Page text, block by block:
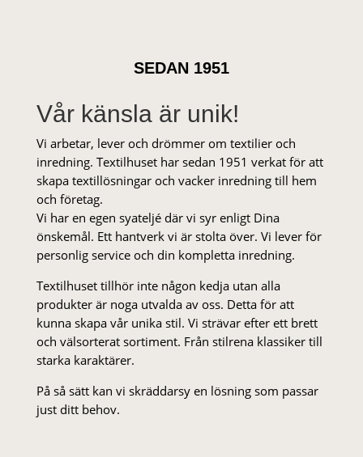
SEDAN 1951
Vår känsla är unik!
Vi arbetar, lever och drömmer om textilier och
inredning. Textilhuset har sedan 1951 verkat för att
skapa textillösningar och vacker inredning till hem
och företag.
Vi har en egen syateljé där vi syr enligt Dina
önskemål. Ett hantverk vi är stolta över. Vi lever för
personlig service och din kompletta inredning.
Textilhuset tillhör inte någon kedja utan alla
produkter är noga utvalda av oss. Detta för att
kunna skapa vår unika stil. Vi strä­var efter ett brett
och välsorterat sor­ti­ment. Från stil­rena klas­siker till
starka karaktärer.
På så sätt kan vi skräddarsy en lösning som passar
just ditt behov.